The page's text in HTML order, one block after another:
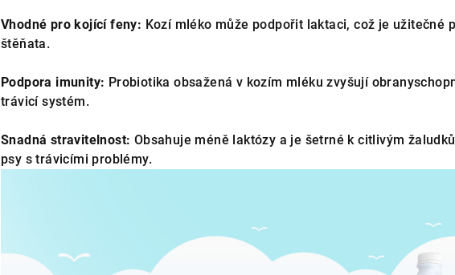
Vhodné pro kojící feny: Kozí mléko může podpořit laktaci, což je užitečné
štěňata.
Podpora imunity: Probiotika obsažená v kozím mléku zvyšují
trávicí systém.
Snadná stravitelnost: Obsahuje méně laktózy a je šetrné k citlivým
psy s trávicími problémy.